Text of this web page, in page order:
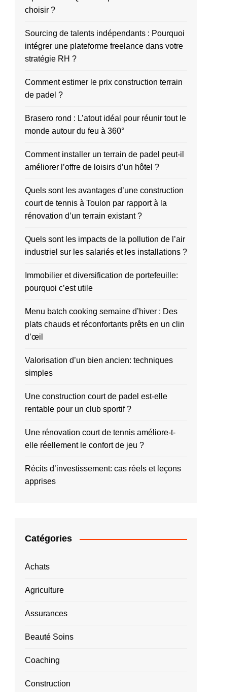
choisir ?
Sourcing de talents indépendants : Pourquoi
intégrer une plateforme freelance dans votre
stratégie RH ?
Comment estimer le prix construction terrain
de padel ?
Brasero rond : L’atout idéal pour réunir tout le
monde autour du feu à 360°
Comment installer un terrain de padel peut-il
améliorer l’offre de loisirs d’un hôtel ?
Quels sont les avantages d’une construction
court de tennis à Toulon par rapport à la
rénovation d’un terrain existant ?
Quels sont les impacts de la pollution de l’air
industriel sur les salariés et les installations ?
Immobilier et diversification de portefeuille:
pourquoi c’est utile
Menu batch cooking semaine d’hiver : Des
plats chauds et réconfortants prêts en un clin
d’œil
Valorisation d’un bien ancien: techniques
simples
Une construction court de padel est-elle
rentable pour un club sportif ?
Une rénovation court de tennis améliore-t-
elle réellement le confort de jeu ?
Récits d’investissement: cas réels et leçons
apprises
Catégories
Achats
Agriculture
Assurances
Beauté Soins
Coaching
Construction